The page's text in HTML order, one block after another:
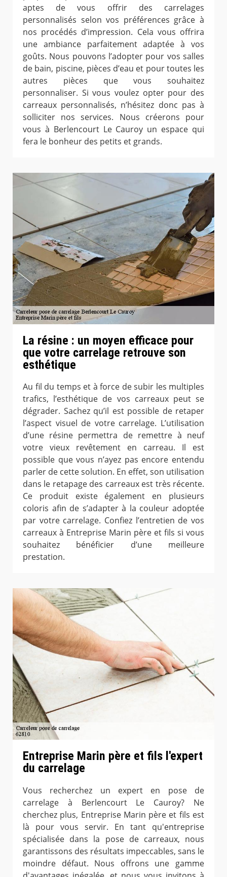
aptes de vous offrir des carrelages
personnalisés selon vos préférences grâce à
nos procédés d’impression. Cela vous offrira
une ambiance parfaitement adaptée à vos
goûts. Nous pouvons l’adopter pour vos salles
de bain, piscine, pièces d’eau et pour toutes les
autres pièces que vous souhaitez
personnaliser. Si vous voulez opter pour des
carreaux personnalisés, n’hésitez donc pas à
solliciter nos services. Nous créerons pour
vous à Berlencourt Le Cauroy un espace qui
fera le bonheur des petits et grands.
La résine : un moyen efficace pour
que votre carrelage retrouve son
esthétique
Au fil du temps et à force de subir les multiples
trafics, l’esthétique de vos carreaux peut se
dégrader. Sachez qu’il est possible de retaper
l’aspect visuel de votre carrelage. L’utilisation
d’une résine permettra de remettre à neuf
votre vieux revêtement en carreau. Il est
possible que vous n’ayez pas encore entendu
parler de cette solution. En effet, son utilisation
dans le retapage des carreaux est très récente.
Ce produit existe également en plusieurs
coloris afin de s’adapter à la couleur adoptée
par votre carrelage. Confiez l’entretien de vos
carreaux à Entreprise Marin père et fils si vous
souhaitez bénéficier d’une meilleure
prestation.
Entreprise Marin père et fils l'expert
du carrelage
Vous recherchez un expert en pose de
carrelage à Berlencourt Le Cauroy? Ne
cherchez plus, Entreprise Marin père et fils est
là pour vous servir. En tant qu'entreprise
spécialisée dans la pose de carreaux, nous
garantissons des résultats impeccables, sans le
moindre défaut. Nous offrons une gamme